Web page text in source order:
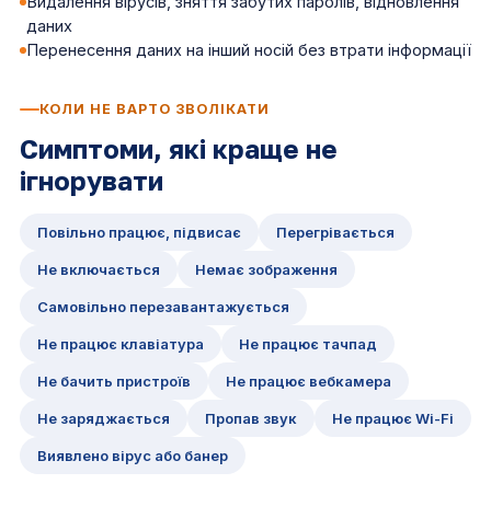
даних
Перенесення даних на інший носій без втрати інформації
КОЛИ НЕ ВАРТО ЗВОЛІКАТИ
Симптоми, які краще не
ігнорувати
Повільно працює, підвисає Перегрівається
Не включається Немає зображення
Самовільно перезавантажується
Не працює клавіатура Не працює тачпад
Не бачить пристроїв Не працює вебкамера
Не заряджається Пропав звук Не працює Wi-Fi
Виявлено вірус або банер